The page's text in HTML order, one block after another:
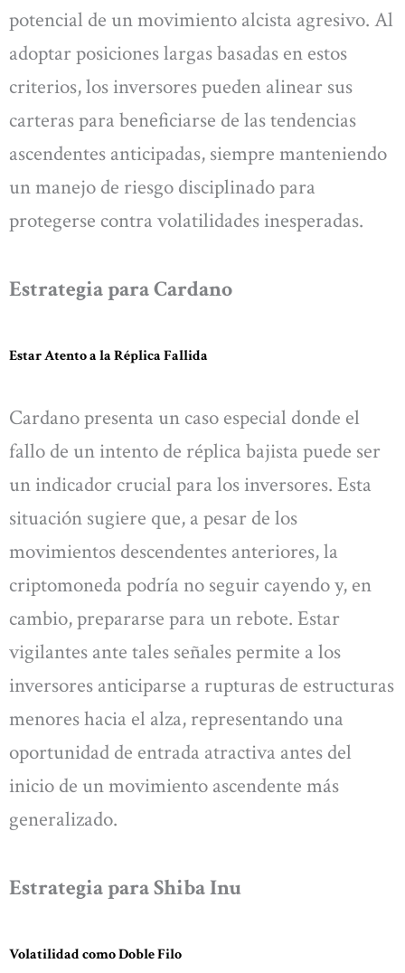
potencial de un movimiento alcista agresivo. Al
adoptar posiciones largas basadas en estos
criterios, los inversores pueden alinear sus
carteras para beneficiarse de las tendencias
ascendentes anticipadas, siempre manteniendo
un manejo de riesgo disciplinado para
protegerse contra volatilidades inesperadas.
Estrategia para Cardano
Estar Atento a la Réplica Fallida
Cardano presenta un caso especial donde el
fallo de un intento de réplica bajista puede ser
un indicador crucial para los inversores. Esta
situación sugiere que, a pesar de los
movimientos descendentes anteriores, la
criptomoneda podría no seguir cayendo y, en
cambio, prepararse para un rebote. Estar
vigilantes ante tales señales permite a los
inversores anticiparse a rupturas de estructuras
menores hacia el alza, representando una
oportunidad de entrada atractiva antes del
inicio de un movimiento ascendente más
generalizado.
Estrategia para Shiba Inu
Volatilidad como Doble Filo